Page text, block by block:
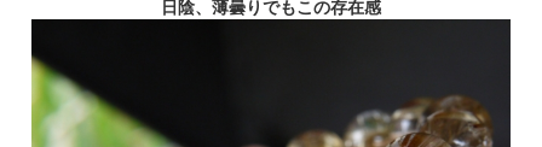
日陰、薄曇りでもこの存在感